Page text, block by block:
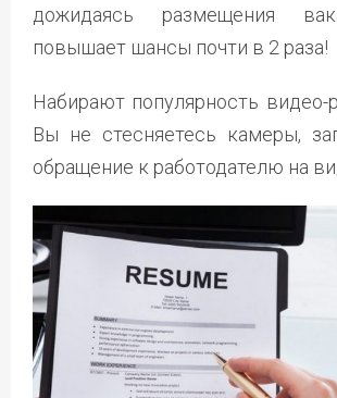
дожидаясь размещения
повышает шансы почти в 2 раза!
Набирают популярность
Вы не стесняетесь камеры,
обращение к работодателю на